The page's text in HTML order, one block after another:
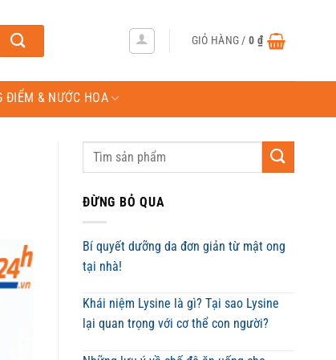
GIỎ HÀNG /0 ₫
ĐIỂM & NƯỚC HOA
ĐỪNG BỎ QUA
Bí quyết dưỡng da đơn giản từ mật ong
tại nhà!
Khái niệm Lysine là gì? Tại sao Lysine
lại quan trọng với cơ thể con người?